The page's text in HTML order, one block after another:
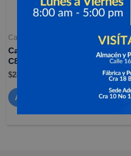
Camaras de seguridad
Camaras para exteriores –
C8C
$281,900
Añadir al carrito